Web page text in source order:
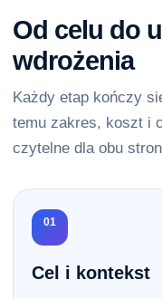
Od celu do
wdrożenia
Każdy etap kończy
temu zakres, koszt i
czytelne dla obu
01
Cel i kontekst